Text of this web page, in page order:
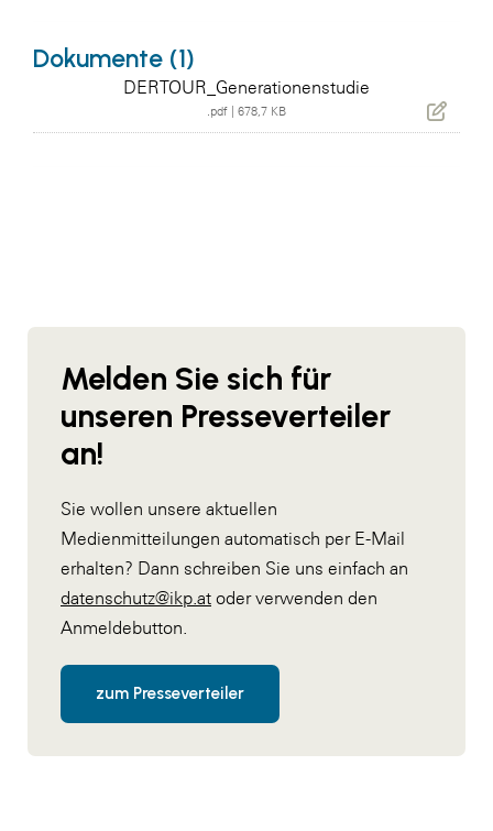
Dokumente (1)
DERTOUR_Generationenstudie
.pdf 678,7 KB
Melden Sie sich für
unseren Presseverteiler
an!
Sie wollen unsere aktuellen
Medienmitteilungen automatisch per E-Mail
erhalten? Dann schreiben Sie uns einfach an
datenschutz@ikp.at oder verwenden den
Anmeldebutton.
zum Presseverteiler